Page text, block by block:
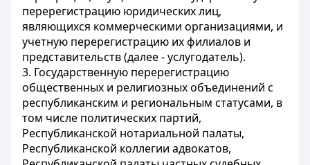
перерегистрацию юридических лиц,
являющихся коммерческими организациями, и
учетную перерегистрацию их филиалов и
представительств (далее - услугодатель).
3. Государственную перерегистрацию
общественных и религиозных объединений с
республиканским и региональным статусами, в
том числе политических партий,
Республиканской нотариальной палаты,
Республиканской коллегии адвокатов,